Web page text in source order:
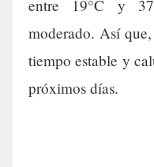
entre 19°C y
moderado. Así
tiempo estable y
próximos días.